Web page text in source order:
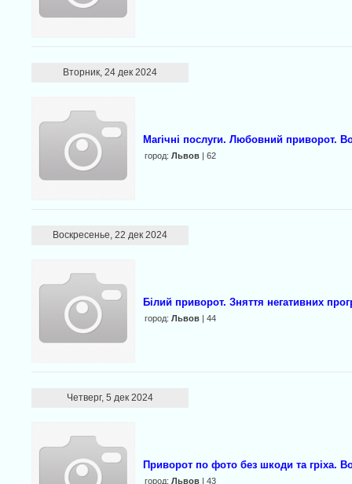
Вторник, 24 дек 2024
Магічні послуги. Любовний приворот.
город: Львов | 62
Воскресенье, 22 дек 2024
Білий приворот. Зняття негативних
город: Львов | 44
Четверг, 5 дек 2024
Приворот по фото без шкоди та гріха.
город: Львов | 43